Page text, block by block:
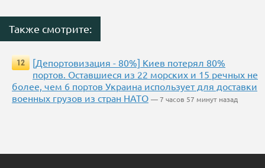
Также смотрите:
12
[Депортовизация - 80%] Киев потерял 80%
портов. Оставшиеся из 22 морских и 15 речных не
более, чем 6 портов Украина использует для доставки
военных грузов из стран НАТО — 7 часов 57 минут назад